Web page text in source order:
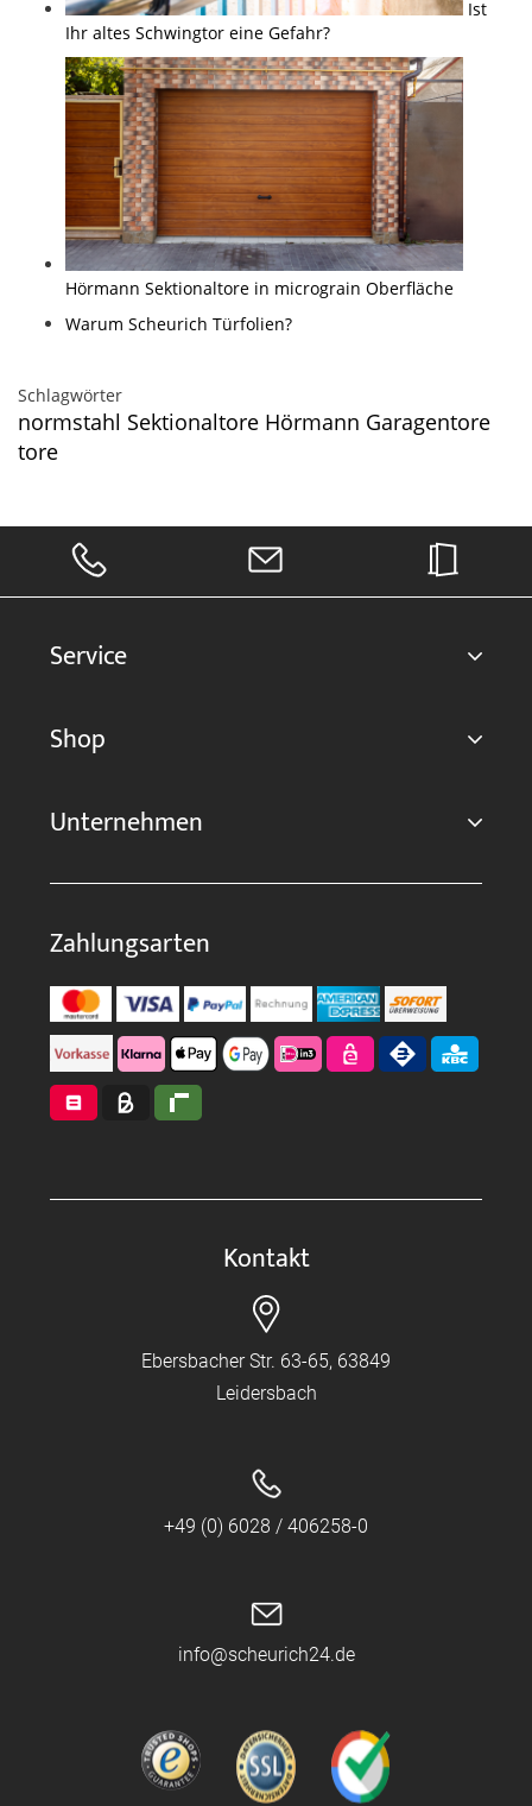
Ist
Ihr altes Schwingtor eine Gefahr?
Hörmann Sektionaltore in micrograin Oberfläche
Warum Scheurich Türfolien?
Schlagwörter
normstahl Sektionaltore Hörmann Garagentore
tore
Service
Shop
Unternehmen
Zahlungsarten
Kontakt
Ebersbacher Str. 63-65, 63849
Leidersbach
+49 (0) 6028 / 406258-0
info@scheurich24.de